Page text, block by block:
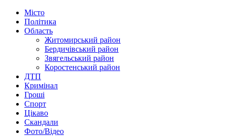
Місто
Політика
Область
Житомирський район
Бердичівський район
Звягельський район
Коростенський район
ДТП
Кримінал
Гроші
Спорт
Цікаво
Скандали
Фото/Відео